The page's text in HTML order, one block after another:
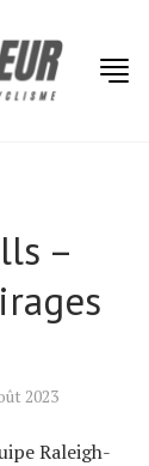
–
2023
Raleigh-